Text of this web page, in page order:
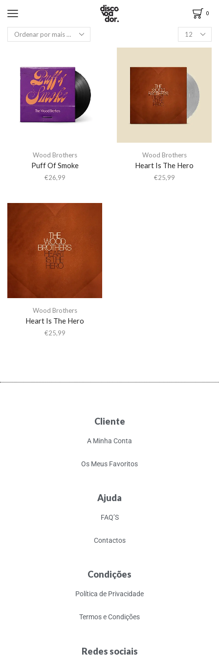
0
Wood Brothers
Puff Of Smoke
€26,99
Wood Brothers
Heart Is The Hero
€25,99
Wood Brothers
Heart Is The Hero
€25,99
Cliente
A Minha Conta
Os Meus Favoritos
Ajuda
FAQ’S
Contactos
Condições
Política de Privacidade
Termos e Condições
Redes sociais